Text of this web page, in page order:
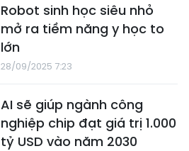
Robot sinh học siêu nhỏ
mở ra tiềm năng y học to
lớn
28/09/2025 7:23
AI sẽ giúp ngành công
nghiệp chip đạt giá trị 1.000
tỷ USD vào năm 2030